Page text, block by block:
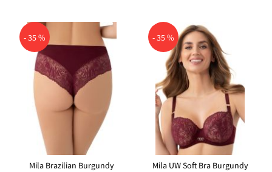
- 35 %
Mila Brazilian Burgundy
- 35 %
Mila UW Soft Bra Burgundy